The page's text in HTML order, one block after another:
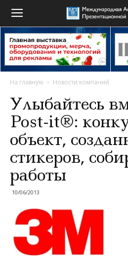
На главную Новости компаний
Улыбайтесь
Post-it®:
объект,
стикеров,
работы
10/06/2013